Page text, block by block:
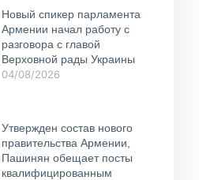
Новый спикер парламента
Армении начал работу с
разговора с главой
Верховной рады Украины
04/08/2026
Утвержден состав нового
правительства Армении,
Пашинян обещает посты
квалифицированным